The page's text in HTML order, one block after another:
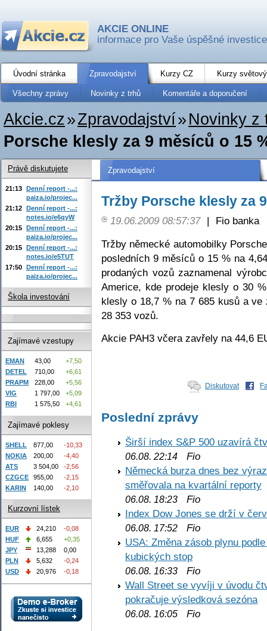
AKCIE ONLINE
informace pro Vaše úspěšné investice
Úvodní stránka Zpravodajství Kurzy CZ Kurzy
Všechny zprávy Novinky z trhů Komentáře a doporučení
Akcie.cz»Zpravodajství» Novinky z
Porsche klesly za 9 měsíců o 15
Zpravodajství
Tržby Porsche klesly za
19.06.2009 08:57:37 |
Fio banka
Tržby německé automobilky
posledních 9 měsíců o 15 % na
prodaných vozů zaznamenal
Americe, kde prodeje klesly o 30
klesly o 18,7 % na 7 685 kusů a
28 353 vozů.
Akcie PAH3 včera zavřely na 44,6
Diskutovat
Poslední zprávy
Širší index S&P 500 uzavírá
06.08. 22:14 Fio
Německá burza dnes bez
směřovala na kvartální reporty
06.08. 18:23 Fio
Index Dow Jones se drží v
06.08. 17:52 Fio
USA: Změna zásob plynu
kubických stop
06.08. 16:33 Fio
Wall Street se vyvíji v úvodu
pokračuje výsledková sezóna
06.08. 16:05 Fio
Právě diskutujete
21:13 Denní report -...:
paiza.io/projec...
21:12 Denní report -...:
notes.io/e6qyW
20:15 Denní report -...:
paiza.io/projec...
20:15 Denní report -...:
notes.io/e5TUT
17:50 Denní report -...:
paiza.io/projec...
Škola investování
Zajímavé vzestupy
EMAN 43,00
+7,50
DETEL
710,00
+6,61
PRAPM
228,00
+5,56
VIG
1 797,00
+5,09
RBI
1 575,50 +4,61
Zajímavé poklesy
SHELL 877,00
-10,33
NOKIA
200,00
-4,40
ATS
3 504,00
-2,56
CZGCE
955,00
-2,15
KARIN
140,00 -2,10
Kurzovní lístek
EUR 24,210
-0,08
HUF
6,655
+0,35
JPY
13,288
0,00
PLN
5,632
-0,24
USD
20,976 -0,18